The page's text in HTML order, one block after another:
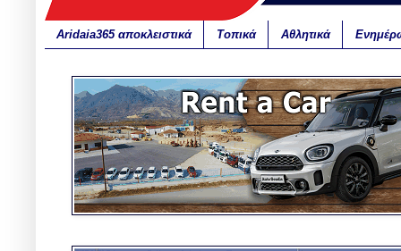
Aridaia365 αποκλειστικά Τοπικά Αθλητικά